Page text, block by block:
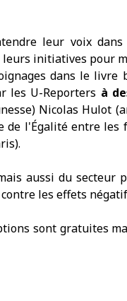
leur voix
initiatives pour
dans le livre
les U-Reporters à
Nicolas Hulot
de l'Égalité entre les
aussi du secteur
les effets
sont gratuites